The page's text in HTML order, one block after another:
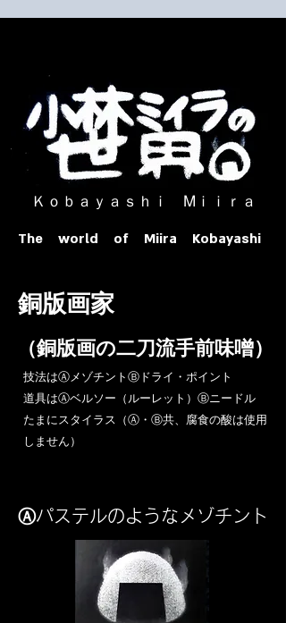
ｏｂａｙａｓｈｉ Ⅿｉｉｒａ​
The world of Miira Kobayashi
​銅版画家
​（銅版画の二刀流手前味噌）
​技法はⒶメゾチントⒷドライ・ポイント
道具はⒶベルソー（ルーレット）Ⓑニードル
​たまにスタイラス（Ⓐ・Ⓑ共、腐食の酸は使用
しません）
Ⓐパステルのようなメゾチント